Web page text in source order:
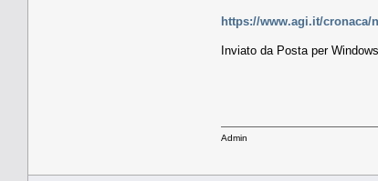
https://www.agi.it/cronaca/
Inviato da Posta per
Admin